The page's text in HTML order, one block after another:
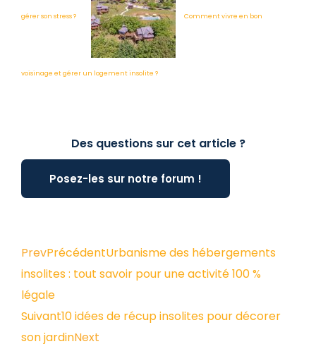
gérer son stress ? Comment vivre en bon
voisinage et gérer un logement insolite ?
Des questions sur cet article ?
Posez-les sur notre forum !
PrevPrécédentUrbanisme des hébergements
insolites : tout savoir pour une activité 100 %
légale
Suivant10 idées de récup insolites pour décorer
son jardinNext